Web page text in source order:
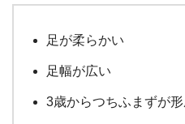
足が柔らかい
足幅が広い
3歳からつちふまずが